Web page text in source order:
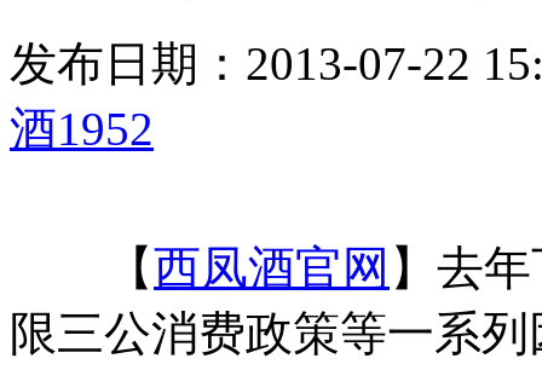
发布日期：2013-07-22
酒1952
【西凤酒官网 】去
限三公消费政策等一系